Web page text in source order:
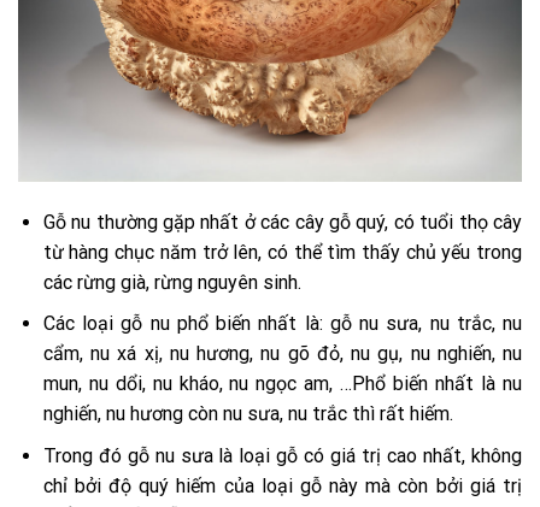
Gỗ nu thường gặp nhất ở các cây gỗ quý, có tuổi thọ cây
từ hàng chục năm trở lên, có thể tìm thấy chủ yếu trong
các rừng già, rừng nguyên sinh.
Các loại gỗ nu phổ biến nhất là: gỗ nu sưa, nu trắc, nu
cẩm, nu xá xị, nu hương, nu gõ đỏ, nu gụ, nu nghiến, nu
mun, nu dổi, nu kháo, nu ngọc am, …Phổ biến nhất là nu
nghiến, nu hương còn nu sưa, nu trắc thì rất hiếm.
Trong đó gỗ nu sưa là loại gỗ có giá trị cao nhất, không
chỉ bởi độ quý hiếm của loại gỗ này mà còn bởi giá trị